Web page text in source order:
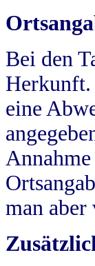
Bei den
Herkunft.
eine
man aber